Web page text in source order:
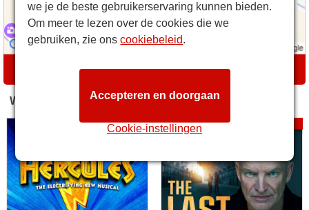
WAT STAAT ER OP HET PROGRAMMA
Disney's Hercules Musical
The Last Ship
Opent 22 sep. 2026
ROUTEBESCHRIJVING
we je de beste gebruikerservaring kunnen bieden.
Om meer te lezen over de cookies die we
gebruiken, zie onscookiebeleid.
Cookie-instellingen
Accepteren en doorgaan